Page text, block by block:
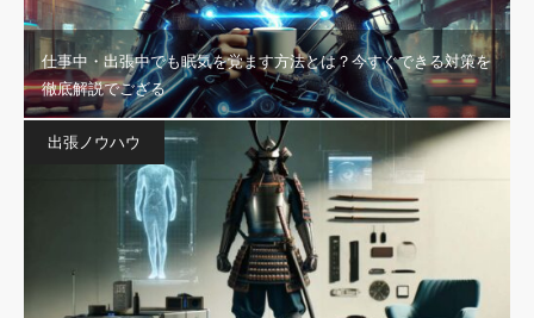
仕事中・出張中でも眠気を覚ます方法とは？今すぐできる対策を
徹底解説でござる
出張ノウハウ